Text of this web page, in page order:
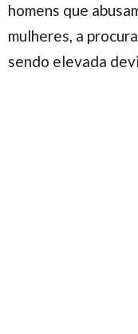
homens que
mulheres, a
sendo elevada